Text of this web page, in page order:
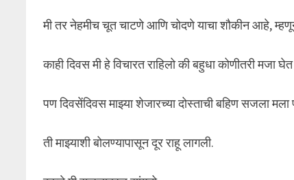
मी तर नेहमीच चूत चाटणे आणि चोदणे याचा शौकीन आहे, म्हणून
काही दिवस मी हे विचारत राहिलो की बहुधा कोणीतरी मजा
पण दिवसेंदिवस माझ्या शेजारच्या दोस्ताची बहिण सजला मला
ती माझ्याशी बोलण्यापासून दूर राहू लागली.